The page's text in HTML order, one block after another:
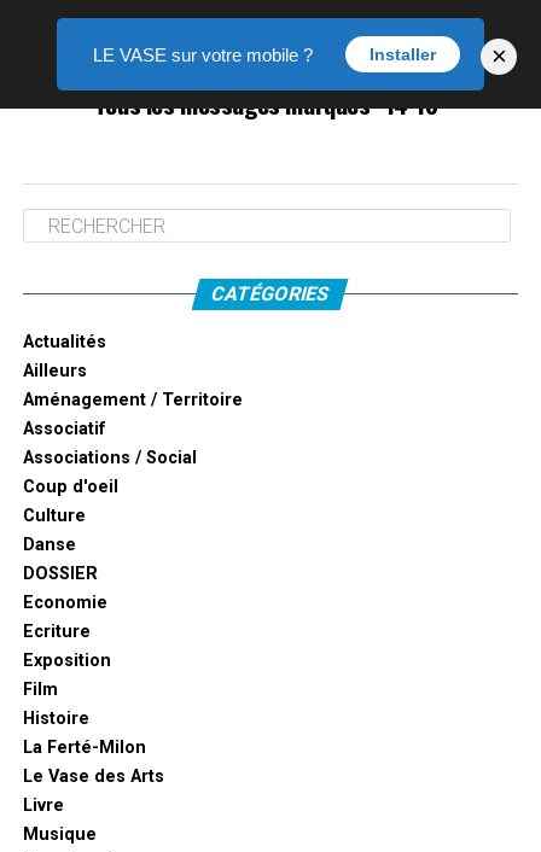
Tous les messages marqués "14-18"
CATÉGORIES
Actualités
Ailleurs
Aménagement / Territoire
Associatif
Associations / Social
Coup d'oeil
Culture
Danse
DOSSIER
Economie
Ecriture
Exposition
Film
Histoire
La Ferté-Milon
Le Vase des Arts
Livre
Musique
LE VASE sur votre mobile ? Installer ×